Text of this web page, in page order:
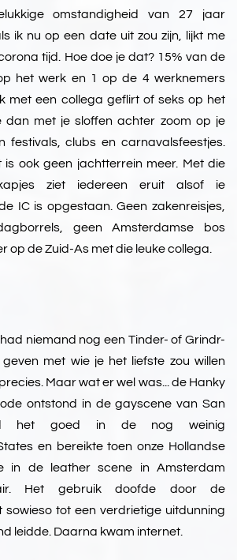
omstandigheid van 27 jaar
ik nu op een date uit zou zijn, lijkt me
tijd. Hoe doe je dat? 15% van de
het werk en 1 op de 4 werknemers
met een collega geflirt of seks op het
dan met je sloffen achter zoom op je
festivals, clubs en carnavalsfeestjes.
is ook geen jachtterrein meer. Met die
ziet iedereen eruit alsof ie
IC is opgestaan. Geen zakenreisjes,
geen Amsterdamse bos
op de Zuid-As met die leuke collega.
had niemand nog een Tinder- of Grindr-
met wie je het liefste zou willen
Maar wat er wel was... de Hanky
ontstond in de gayscene van San
het goed in de nog weinig
en bereikte toen onze Hollandse
in de leather scene in Amsterdam
Het gebruik doofde door de
sowieso tot een verdrietige uitdunning
leidde. Daarna kwam internet.